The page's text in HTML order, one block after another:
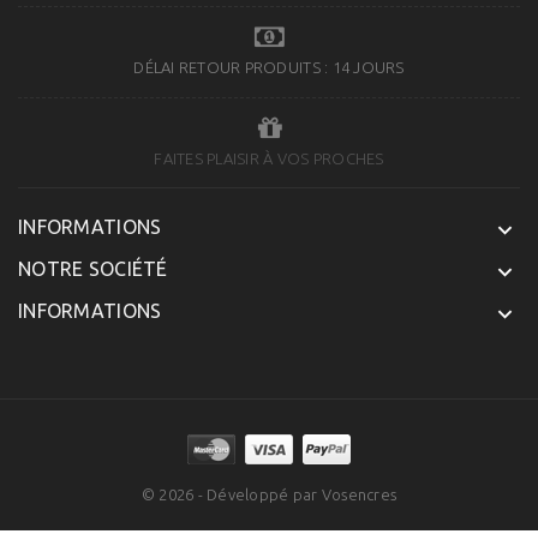
DÉLAI RETOUR PRODUITS : 14 JOURS
FAITES PLAISIR À VOS PROCHES
INFORMATIONS 
NOTRE SOCIÉTÉ 
INFORMATIONS 
© 2026 - Développé par Vosencres